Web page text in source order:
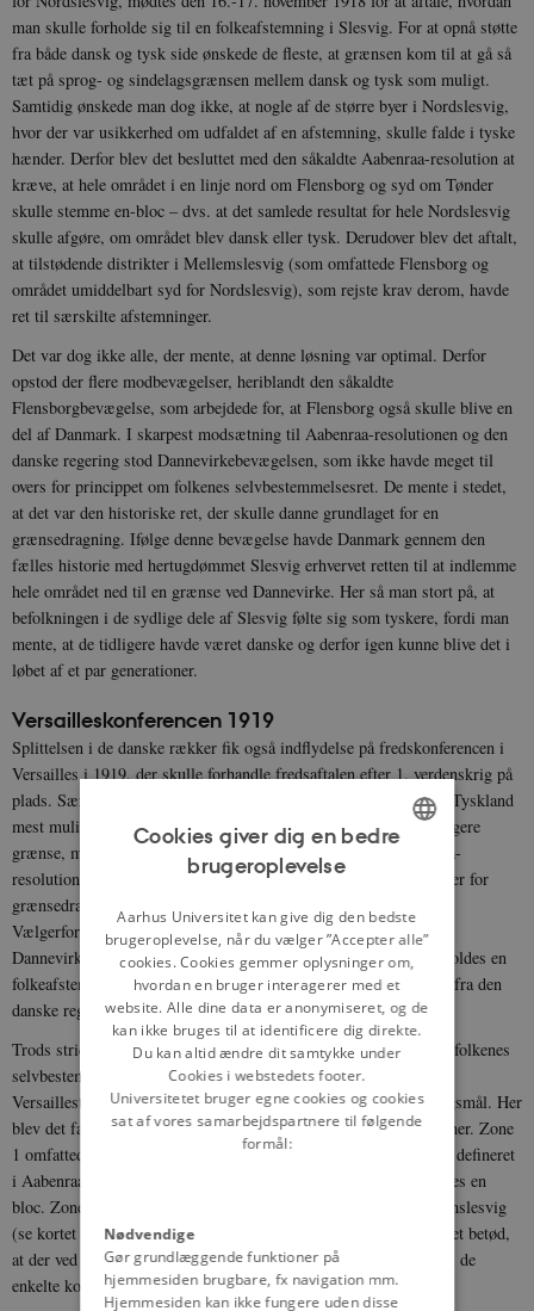
man skulle forholde sig til en folkeafstemning i Slesvig. For at opnå støtte
fra både dansk og tysk side ønskede de fleste, at grænsen kom til at gå så
tæt på sprog- og sindelagsgrænsen mellem dansk og tysk som muligt.
Samtidig ønskede man dog ikke, at nogle af de større byer i Nordslesvig,
hvor der var usikkerhed om udfaldet af en afstemning, skulle falde i tyske
hænder. Derfor blev det besluttet med den såkaldte Aabenraa-resolution at
kræve, at hele området i en linje nord om Flensborg og syd om Tønder
skulle stemme en-bloc – dvs. at det samlede resultat for hele Nordslesvig
skulle afgøre, om området blev dansk eller tysk. Derudover blev det aftalt,
at tilstødende distrikter i Mellemslesvig (som omfattede Flensborg og
området umiddelbart syd for Nordslesvig), som rejste krav derom, havde
ret til særskilte afstemninger.
Det var dog ikke alle, der mente, at denne løsning var optimal. Derfor
opstod der flere modbevægelser, heriblandt den såkaldte
Flensborgbevægelse, som arbejdede for, at Flensborg også skulle blive en
del af Danmark. I skarpest modsætning til Aabenraa-resolutionen og den
danske regering stod Dannevirkebevægelsen, som ikke havde meget til
overs for princippet om folkenes selvbestemmelsesret. De mente i stedet,
at det var den historiske ret, der skulle danne grundlaget for en
grænsedragning. Ifølge denne bevægelse havde Danmark gennem den
fælles historie med hertugdømmet Slesvig erhvervet retten til at indlemme
hele området ned til en grænse ved Dannevirke. Her så man stort på, at
befolkningen i de sydlige dele af Slesvig følte sig som tyskere, fordi man
mente, at de tidligere havde været danske og derfor igen kunne blive det i
løbet af et par generationer.
Versailleskonferencen 1919
Splittelsen i de danske rækker fik også indflydelse på fredskonferencen i
Versailles i 1919, der skulle forhandle fredsaftalen efter 1. verdenskrig på
plads. Særligt franskmændene, som havde et mål om at svække Tyskland
mest muligt, støttede Dannevirkebevægelsens ønske om en sydligere
grænse, mens briterne og amerikanerne lagde sig op ad Aabenraa-
resolutionen. Flere gange lykkedes det at så tvivl om de principper for
grænsedragningen, som den danske regering og Nordslesvigsk
Vælgerforening havde forelagt fredskonferencen. Bl.a. opnåede
Dannevirkebevægelsen at få gennemtrumfet, at der også skulle holdes en
folkeafstemning i de sydligste egne af Slesvig, og kun efter pres fra den
danske regering blev denne beslutning trukket tilbage.
Trods stridighederne var det Aabenraa-resolutionen og ideen om folkenes
selvbestemmelsesret, der i sidste ende blev lagt til grund for
Versaillestraktatens artikler om løsningen af det slesvigske spørgsmål. Her
blev det fastlagt, at der skulle afholdes folkeafstemninger i to zoner. Zone
1 omfattede Nordslesvig; det vil sige det område, som var blevet defineret
i Aabenraa-resolutionen, og hvor der som foreslået skulle stemmes en
bloc. Zone 2 bestod af Flensborg og en række distrikter i Mellemslesvig
(se kortet nedenfor). Her skulle der stemmes kommunevis, hvilket betød,
at der ved grænsedragningen skulle tages hensyn til resultaterne i de
enkelte kommuner.
DANISH
Cookies giver dig en bedre
brugeroplevelse
Aarhus Universitet kan give dig den bedste
brugeroplevelse, når du vælger ”Accepter alle”
cookies. Cookies gemmer oplysninger om,
hvordan en bruger interagerer med et
website. Alle dine data er anonymiseret, og de
kan ikke bruges til at identificere dig direkte.
Du kan altid ændre dit samtykke under
Cookies i webstedets footer.
Universitetet bruger egne cookies og cookies
sat af vores samarbejdspartnere til følgende
formål:
Nødvendige
Gør grundlæggende funktioner på
hjemmesiden brugbare, fx navigation mm.
Hjemmesiden kan ikke fungere uden disse